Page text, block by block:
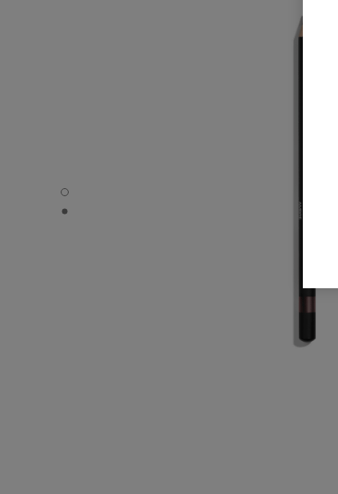
LE CRAYON KHÔL - Vista por defecto
LE CRAYON KHÔL - Vista de la textura básica